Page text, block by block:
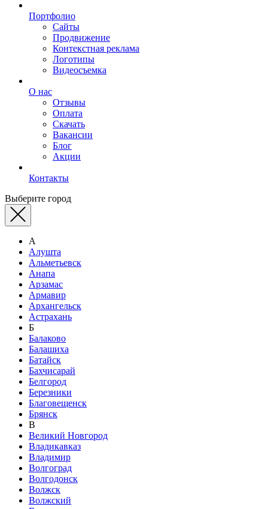
Портфолио
Сайты
Продвижение
Контекстная реклама
Логотипы
Видеосъемка
О нас
Отзывы
Оплата
Скачать
Вакансии
Блог
Акции
Контакты
Выберите город
А
Алушта
Альметьевск
Анапа
Арзамас
Армавир
Архангельск
Астрахань
Б
Балаково
Балашиха
Батайск
Бахчисарай
Белгород
Березники
Благовещенск
Брянск
В
Великий Новгород
Владикавказ
Владимир
Волгоград
Волгодонск
Волжск
Волжский